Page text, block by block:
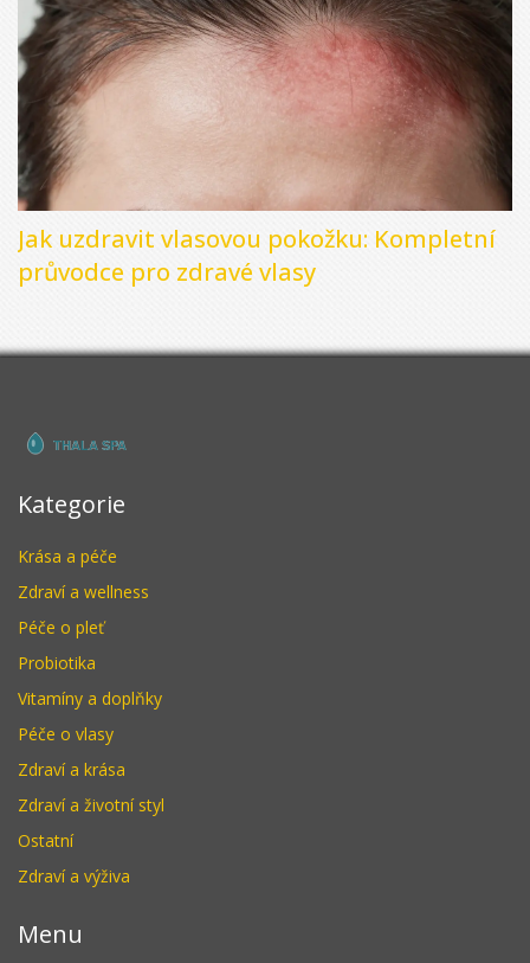
Jak uzdravit vlasovou pokožku: Kompletní
průvodce pro zdravé vlasy
Kategorie
Krása a péče
Zdraví a wellness
Péče o pleť
Probiotika
Vitamíny a doplňky
Péče o vlasy
Zdraví a krása
Zdraví a životní styl
Ostatní
Zdraví a výživa
Menu